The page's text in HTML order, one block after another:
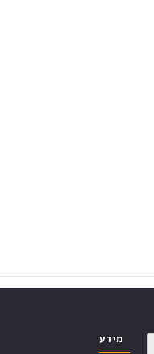
מידע